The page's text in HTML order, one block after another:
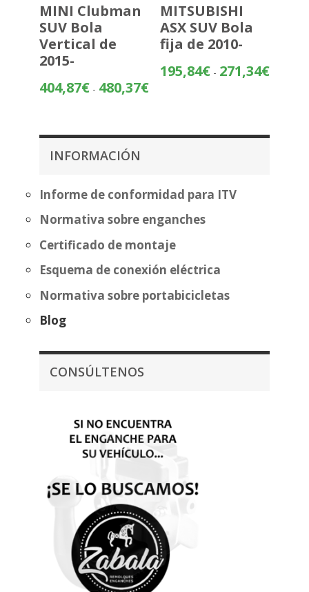
MINI Clubman
SUV Bola
Vertical de
2015-
404,87€ - 480,37€Rango
MITSUBISHI
ASX SUV Bola
fija de 2010-
195,84€ - 271,34€Rango
INFORMACIÓN
Informe de conformidad para ITV
Normativa sobre enganches
Certificado de montaje
Esquema de conexión eléctrica
Normativa sobre portabicicletas
Blog
CONSÚLTENOS